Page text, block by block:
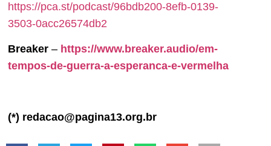
https://pca.st/podcast/96bdb200-8efb-0139-
3503-0acc26574db2
Breaker – https://www.breaker.audio/em-
tempos-de-guerra-a-esperanca-e-vermelha
(*) redacao@pagina13.org.br